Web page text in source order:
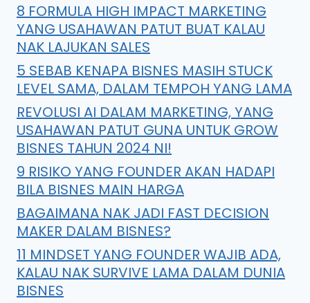
8 FORMULA HIGH IMPACT MARKETING
YANG USAHAWAN PATUT BUAT KALAU
NAK LAJUKAN SALES
5 SEBAB KENAPA BISNES MASIH STUCK
LEVEL SAMA, DALAM TEMPOH YANG LAMA
REVOLUSI AI DALAM MARKETING, YANG
USAHAWAN PATUT GUNA UNTUK GROW
BISNES TAHUN 2024 NI!
9 RISIKO YANG FOUNDER AKAN HADAPI
BILA BISNES MAIN HARGA
BAGAIMANA NAK JADI FAST DECISION
MAKER DALAM BISNES?
11 MINDSET YANG FOUNDER WAJIB ADA,
KALAU NAK SURVIVE LAMA DALAM DUNIA
BISNES